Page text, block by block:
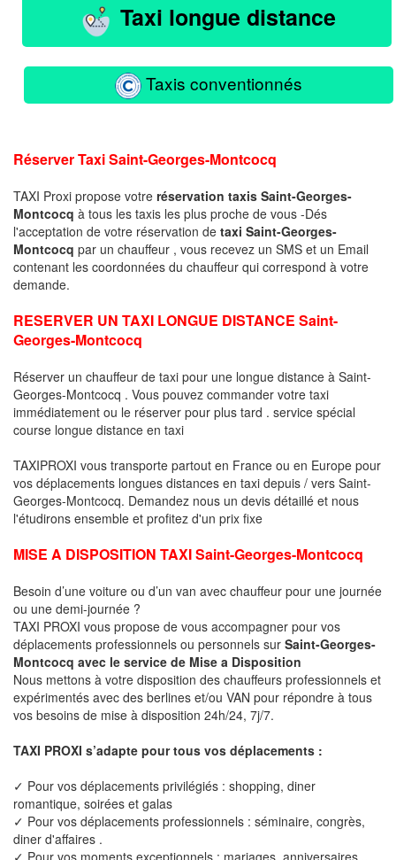
Taxi longue distance
Taxis conventionnés
Réserver Taxi Saint-Georges-Montcocq
TAXI Proxi propose votre réservation taxis Saint-Georges-
Montcocq à tous les taxis les plus proche de vous -Dés
l'acceptation de votre réservation de taxi Saint-Georges-
Montcocq par un chauffeur , vous recevez un SMS et un Email
contenant les coordonnées du chauffeur qui correspond à votre
demande.
RESERVER UN TAXI LONGUE DISTANCE Saint-
Georges-Montcocq
Réserver un chauffeur de taxi pour une longue distance à Saint-
Georges-Montcocq . Vous pouvez commander votre taxi
immédiatement ou le réserver pour plus tard . service spécial
course longue distance en taxi
TAXIPROXI vous transporte partout en France ou en Europe pour
vos déplacements longues distances en taxi depuis / vers Saint-
Georges-Montcocq. Demandez nous un devis détaillé et nous
l'étudirons ensemble et profitez d'un prix fixe
MISE A DISPOSITION TAXI Saint-Georges-Montcocq
Besoin d’une voiture ou d’un van avec chauffeur pour une journée
ou une demi-journée ?
TAXI PROXI vous propose de vous accompagner pour vos
déplacements professionnels ou personnels sur Saint-Georges-
Montcocq avec le service de Mise a Disposition
Nous mettons à votre disposition des chauffeurs professionnels et
expérimentés avec des berlines et/ou VAN pour répondre à tous
vos besoins de mise à disposition 24h/24, 7j/7.
TAXI PROXI s’adapte pour tous vos déplacements :
✓ Pour vos déplacements privilégiés : shopping, diner
romantique, soirées et galas
✓ Pour vos déplacements professionnels : séminaire, congrès,
diner d'affaires .
✓ Pour vos moments exceptionnels : mariages, anniversaires ..